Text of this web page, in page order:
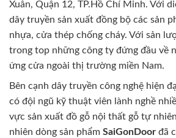
Xuân, Quận 12, TP.Hồ Chí Minh. Với
dây truyền sản xuất đồng bộ các sản
nhựa, cửa thép chống cháy. Với sản
trong top những công ty đứng đầu về
ứng cửa ngoài thị trường miền Nam.
Bên cạnh dây truyền công nghệ hiện
có đội ngũ kỹ thuật viên lành nghề
vực sản xuất đồ gỗ nội thất gỗ tự
nhiên dòng sản phẩm SaiGonDoor đã